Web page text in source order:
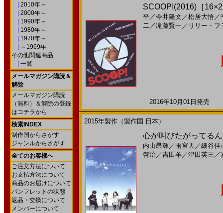
2010年～
2000年～
1990年～
1980年～
1970年～
～1969年
その他関連商品
一覧
メールマガジン購読＆
解除
メールマガジン購読
（無料）＆解除の登録
はコチラから
検索INDEX
制作国からさがす
ジャンルからさがす
全てのお客様へ
ご注文方法について
お支払方法について
商品のお届けについて
パンフレットの状態
返品・交換について
メンバーについて
SCOOP!(2016)［
平／今井隆文 ／松居大悟／
二／滝藤賢一 ／ リリー・フ
2016年10月01日発売
2015年製作（製作国 日本）
心が叫びたがってる
内山昂輝／雨宮天 ／細谷佳
啓治／吉田羊／津田英三 ／